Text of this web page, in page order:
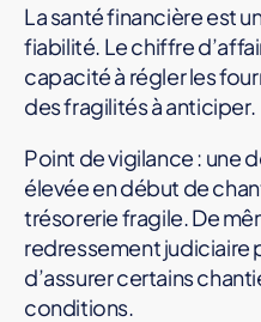
La santé financière est
fiabilité. Le chiffre
capacité à régler les
des fragilités à anticiper.
Point de vigilance : une
élevée en début de
trésorerie fragile. De
redressement judiciaire
d’assurer certains
conditions.